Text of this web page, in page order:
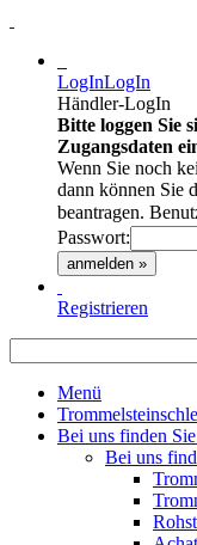
LogInLogIn
Händler-LogIn
Bitte loggen Sie
Zugangsdaten
Wenn Sie noch
dann können Sie
beantragen.
Passwort:
anmelden »
Registrieren
Menü
Bei uns finden
Bei uns